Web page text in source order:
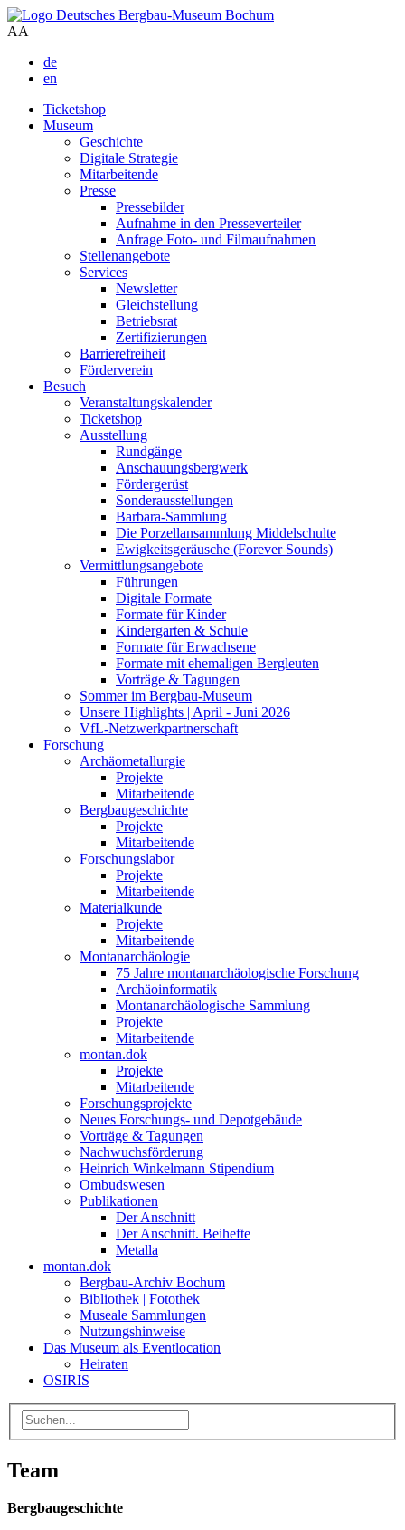
AA
de
en
Ticketshop
Museum
Geschichte
Digitale Strategie
Mitarbeitende
Presse
Pressebilder
Aufnahme in den Presseverteiler
Anfrage Foto- und Filmaufnahmen
Stellenangebote
Services
Newsletter
Gleichstellung
Betriebsrat
Zertifizierungen
Barrierefreiheit
Förderverein
Besuch
Veranstaltungskalender
Ticketshop
Ausstellung
Rundgänge
Anschauungsbergwerk
Fördergerüst
Sonderausstellungen
Barbara-Sammlung
Die Porzellansammlung Middelschulte
Ewigkeitsgeräusche (Forever Sounds)
Vermittlungsangebote
Führungen
Digitale Formate
Formate für Kinder
Kindergarten & Schule
Formate für Erwachsene
Formate mit ehemaligen Bergleuten
Vorträge & Tagungen
Sommer im Bergbau-Museum
Unsere Highlights | April - Juni 2026
VfL-Netzwerkpartnerschaft
Forschung
Archäometallurgie
Projekte
Mitarbeitende
Bergbaugeschichte
Projekte
Mitarbeitende
Forschungslabor
Projekte
Mitarbeitende
Materialkunde
Projekte
Mitarbeitende
Montanarchäologie
75 Jahre montanarchäologische Forschung
Archäoinformatik
Montanarchäologische Sammlung
Projekte
Mitarbeitende
montan.dok
Projekte
Mitarbeitende
Forschungsprojekte
Neues Forschungs- und Depotgebäude
Vorträge & Tagungen
Nachwuchsförderung
Heinrich Winkelmann Stipendium
Ombudswesen
Publikationen
Der Anschnitt
Der Anschnitt. Beihefte
Metalla
montan.dok
Bergbau-Archiv Bochum
Bibliothek | Fotothek
Museale Sammlungen
Nutzungshinweise
Das Museum als Eventlocation
Heiraten
OSIRIS
Team
Bergbaugeschichte